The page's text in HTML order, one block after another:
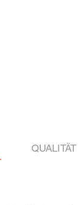
QUALITÄT